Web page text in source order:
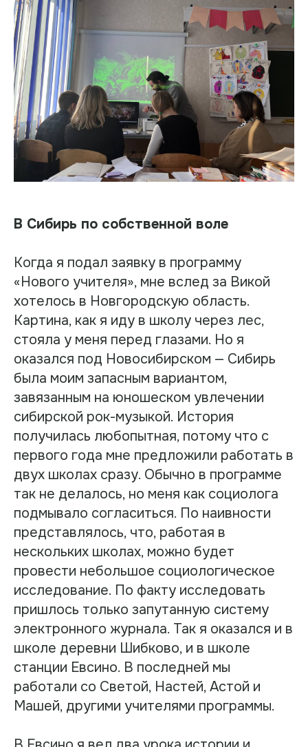
В Сибирь по собственной воле
Когда я подал заявку в программу
«Нового учителя», мне вслед за Викой
хотелось в Новгородскую область.
Картина, как я иду в школу через лес,
стояла у меня перед глазами. Но я
оказался под Новосибирском — Сибирь
была моим запасным вариантом,
завязанным на юношеском увлечении
сибирской рок-музыкой. История
получилась любопытная, потому что с
первого года мне предложили работать в
двух школах сразу. Обычно в программе
так не делалось, но меня как социолога
подмывало согласиться. По наивности
представлялось, что, работая в
нескольких школах, можно будет
провести небольшое социологическое
исследование. По факту исследовать
пришлось только запутанную систему
электронного журнала. Так я оказался и в
школе деревни Шибково, и в школе
станции Евсино. В последней мы
работали со Светой, Настей, Астой и
Машей, другими учителями программы.